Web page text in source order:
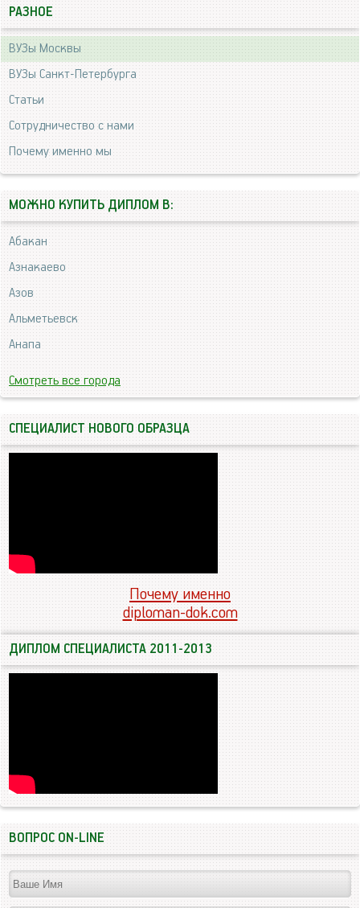
РАЗНОЕ
ВУЗы Москвы
ВУЗы Санкт-Петербурга
Статьи
Сотрудничество с нами
Почему именно мы
МОЖНО КУПИТЬ ДИПЛОМ В:
Абакан
Азнакаево
Азов
Альметьевск
Анапа
Смотреть все города
СПЕЦИАЛИСТ НОВОГО ОБРАЗЦА
Почему именно
diploman-dok.com
ДИПЛОМ СПЕЦИАЛИСТА 2011-2013
ВОПРОС ON-LINE